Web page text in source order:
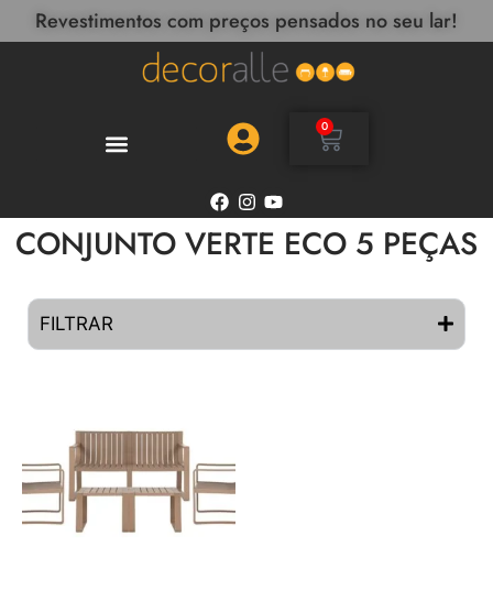
Revestimentos com preços pensados no seu lar!
0
CONJUNTO VERTE ECO 5 PEÇAS
FILTRAR